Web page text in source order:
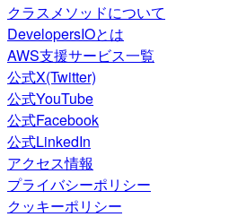
クラスメソッドについて
DevelopersIOとは
AWS支援サービス一覧
公式X(Twitter)
公式YouTube
公式Facebook
公式LinkedIn
アクセス情報
プライバシーポリシー
クッキーポリシー